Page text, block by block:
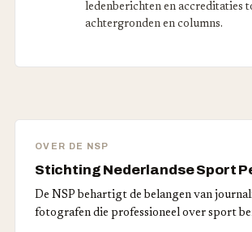
ledenberichten en accreditaties
achtergronden en columns.
OVER DE NSP
Stichting Nederlandse Sport
De NSP behartigt de belangen van
fotografen die professioneel over sport